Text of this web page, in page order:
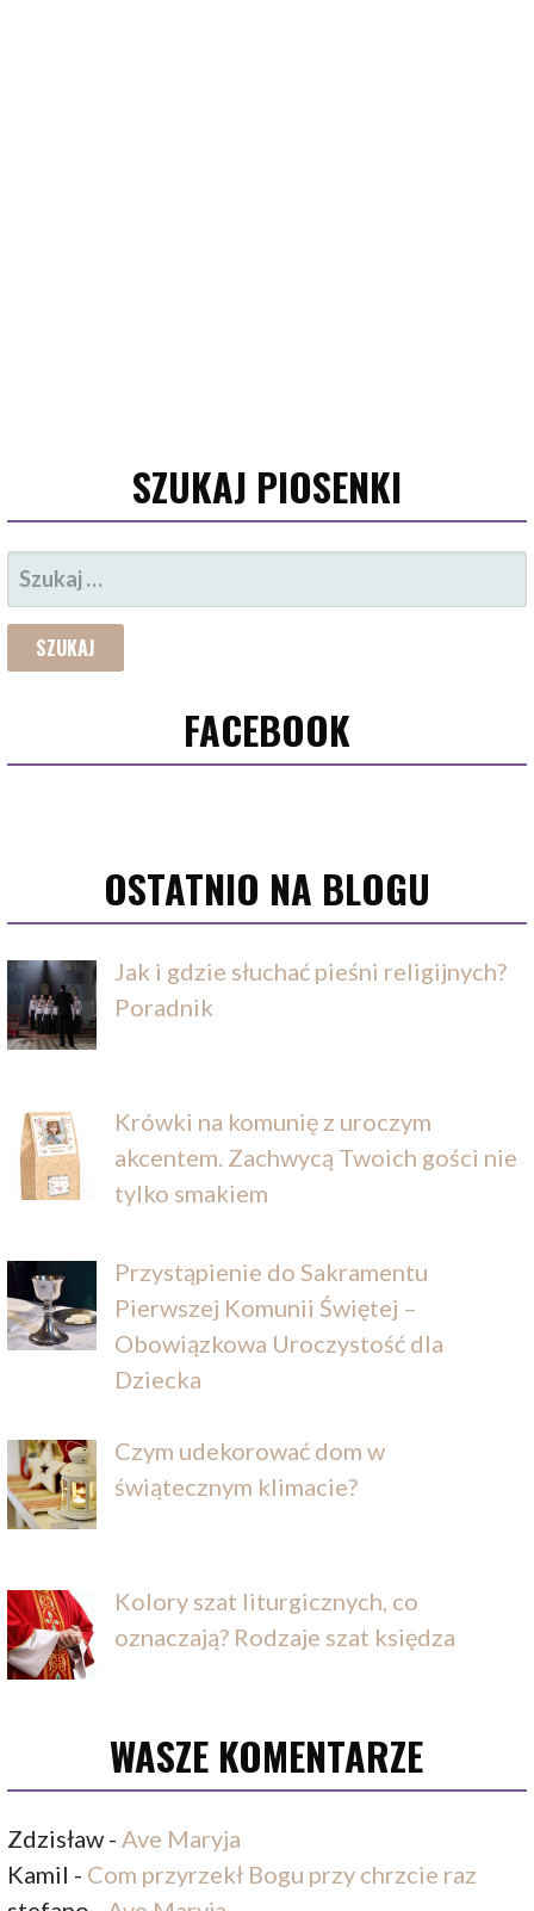
SZUKAJ PIOSENKI
SZUKAJ:
FACEBOOK
OSTATNIO NA BLOGU
Jak i gdzie słuchać pieśni religijnych?
Poradnik
Krówki na komunię z uroczym
akcentem. Zachwycą Twoich gości nie
tylko smakiem
Przystąpienie do Sakramentu
Pierwszej Komunii Świętej –
Obowiązkowa Uroczystość dla
Dziecka
Czym udekorować dom w
świątecznym klimacie?
Kolory szat liturgicznych, co
oznaczają? Rodzaje szat księdza
WASZE KOMENTARZE
Zdzisław - Ave Maryja
Kamil - Com przyrzekł Bogu przy chrzcie raz